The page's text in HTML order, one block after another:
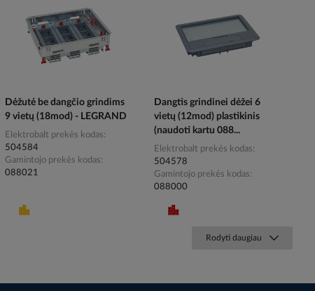
Dėžutė be dangčio grindims
9 vietų (18mod) - LEGRAND
Elektrobalt prekės kodas
504584
Gamintojo prekės kodas
088021
Dangtis grindinei dėžei 6
vietų (12mod) plastikinis
(naudoti kartu 088...
Elektrobalt prekės kodas
504578
Gamintojo prekės kodas
088000
Rodyti daugiau